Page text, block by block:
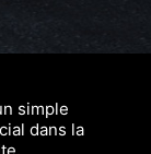
simple
dans la